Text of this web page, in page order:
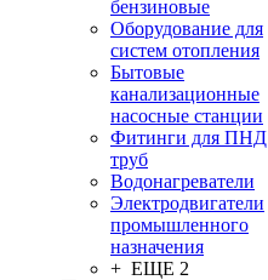
бензиновые
Оборудование для
систем отопления
Бытовые
канализационные
насосные станции
Фитинги для ПНД
труб
Водонагреватели
Электродвигатели
промышленного
назначения
+ ЕЩЕ 2